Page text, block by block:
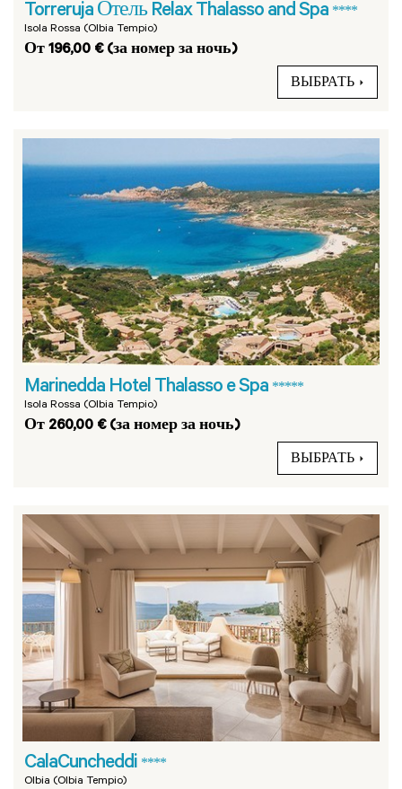
Torreruja Отель Relax Thalasso and Spa ****
Isola Rossa (Olbia Tempio)
От 196,00 € (за номер за ночь)
ВЫБРАТЬ
Marinedda Hotel Thalasso e Spa *****
Isola Rossa (Olbia Tempio)
От 260,00 € (за номер за ночь)
ВЫБРАТЬ
CalaCuncheddi ****
Olbia (Olbia Tempio)